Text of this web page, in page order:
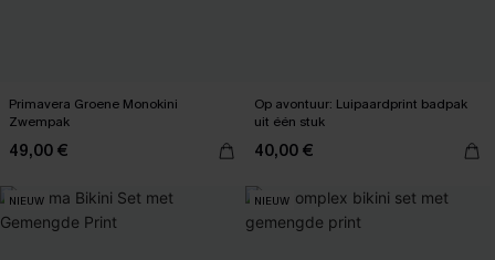
Primavera Groene Monokini
Zwempak
49,00 €
Op avontuur: Luipaardprint badpak
uit één stuk
40,00 €
NIEUW NIEUW